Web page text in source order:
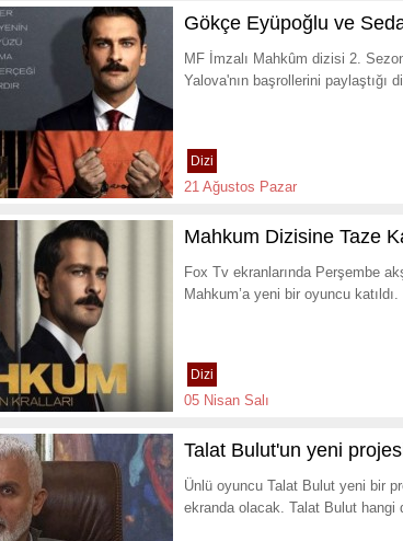
Gökçe Eyüpoğlu ve
MF İmzalı Mahkûm dizisi 2.
Yalova'nın başrollerini paylaştığı
Dizi
21 Ağustos Pazar
Mahkum Dizisine Taze
Fox Tv ekranlarında Perşembe
Mahkum’a yeni bir oyuncu katıldı.
Dizi
05 Nisan Salı
Talat Bulut'un yeni
Ünlü oyuncu Talat Bulut yeni bir
ekranda olacak. Talat Bulut hangi